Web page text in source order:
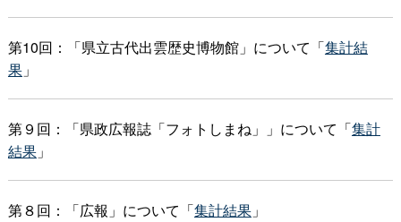
第10回：「県立古代出雲歴史博物館」について「集計結
果」
第９回：「県政広報誌「フォトしまね」」について「集計
結果」
第８回：「広報」について「集計結果」